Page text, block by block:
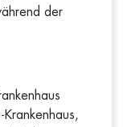
der